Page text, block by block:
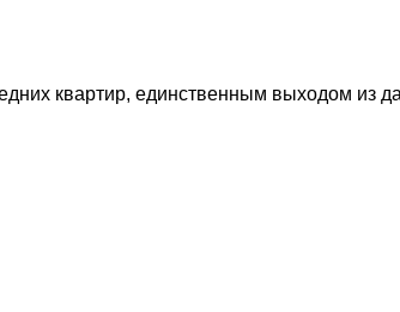
квартир, единственным выходом из